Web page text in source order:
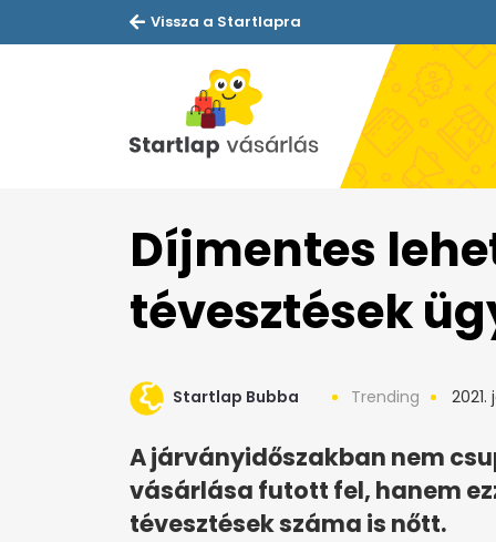
Vissza a Startlapra
Díjmentes
tévesztések
Startlap Bubba Trending 2021.
A járványidőszakban nem
vásárlása futott fel, hanem
tévesztések száma is nőtt.